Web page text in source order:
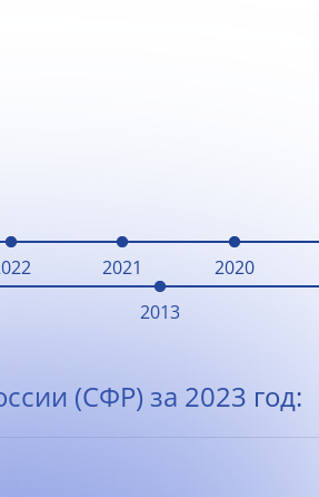
2021 2020
2013
(СФР) за 2023 год: